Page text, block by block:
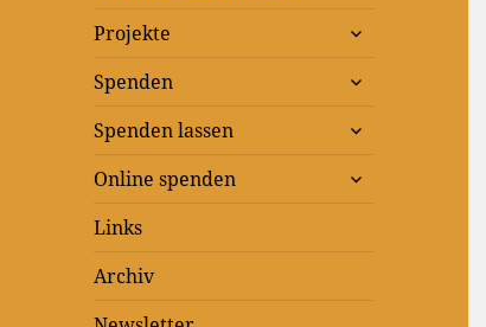
Projekte
untermenü
Spenden
untermenü
Spenden lassen
untermenü
Online spenden
untermenü
Links
Archiv